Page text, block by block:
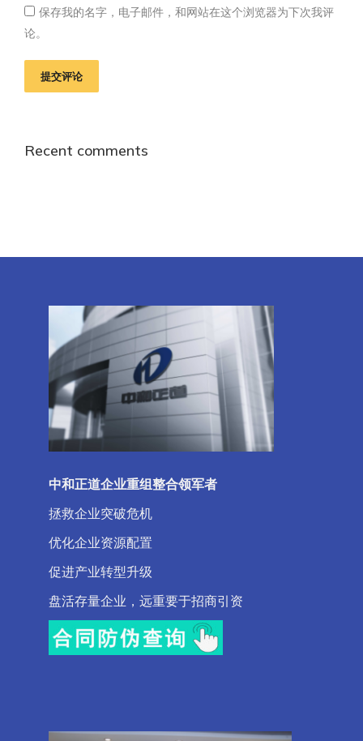
保存我的名字，电子邮件，和网站在这个浏览器为下次我评
论。
提交评论
Recent comments
中和正道企业重组整合领军者
拯救企业突破危机
优化企业资源配置
促进产业转型升级
盘活存量企业，远重要于招商引资